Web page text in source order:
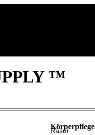
™
Körperpflege
Rasur